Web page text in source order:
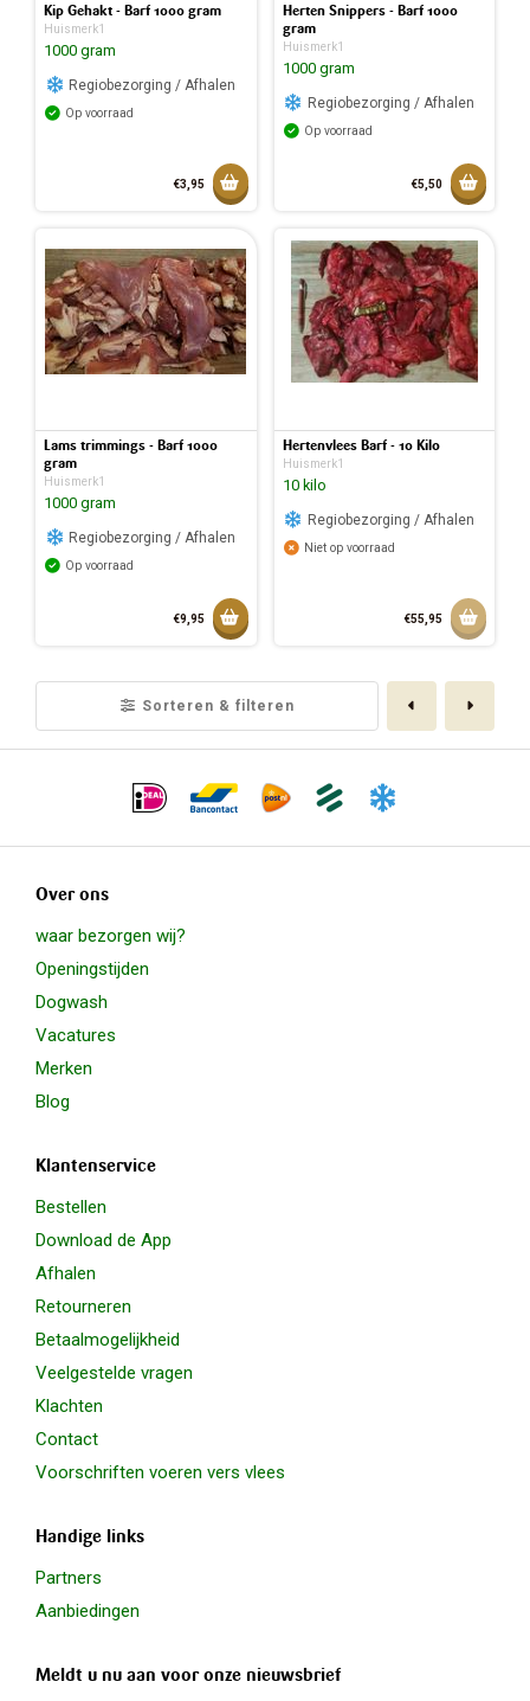
Kip Gehakt - Barf 1000 gram
Huismerk1
1000 gram
Regiobezorging / Afhalen
Op voorraad
€3,95 Toevoegen aan mandje
Toegevoegd aan mandje
Herten Snippers - Barf 1000
gram
Huismerk1
1000 gram
Regiobezorging / Afhalen
Op voorraad
€5,50
Lams trimmings - Barf 1000
gram
Huismerk1
1000 gram
Regiobezorging / Afhalen
Op voorraad
€9,95 Toevoegen aan mandje
Toegevoegd aan mandje
Hertenvlees Barf - 10 Kilo
Huismerk1
10 kilo
Regiobezorging / Afhalen
Niet op voorraad
€55,95 Aan
Sorteren & filteren Vorige
Over ons
waar bezorgen wij?
Openingstijden
Dogwash
Vacatures
Merken
Blog
Klantenservice
Bestellen
Download de App
Afhalen
Retourneren
Betaalmogelijkheid
Veelgestelde vragen
Klachten
Contact
Voorschriften voeren vers vlees
Handige links
Partners
Aanbiedingen
Meldt u nu aan voor onze nieuwsbrief